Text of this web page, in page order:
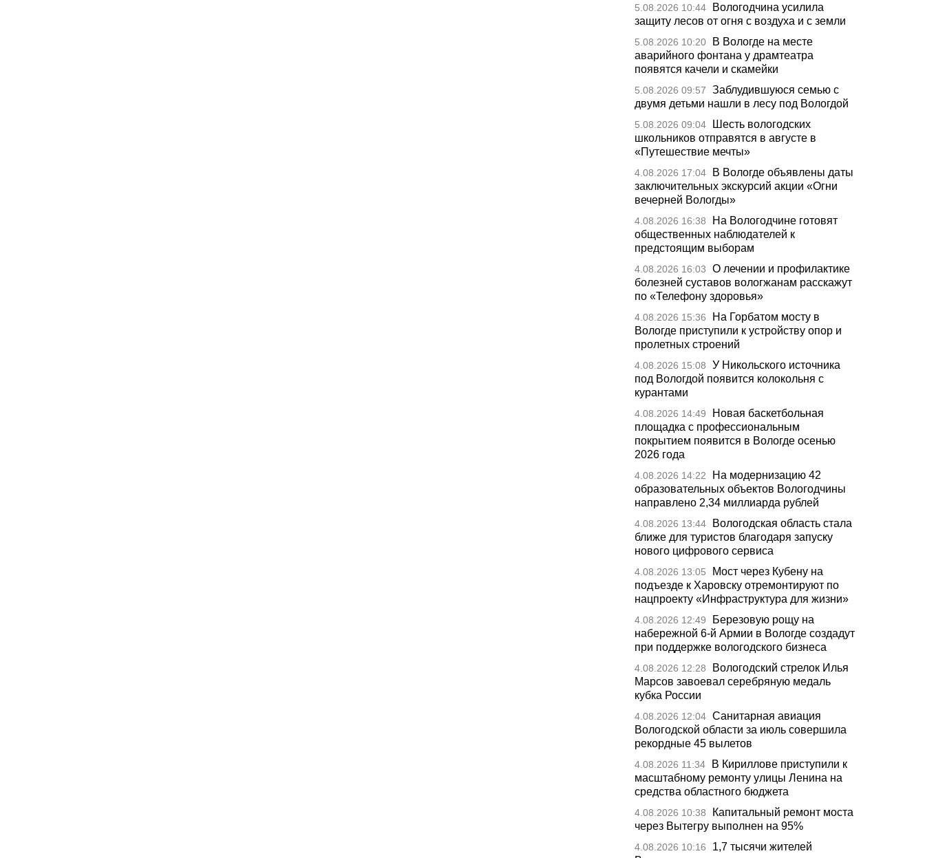
5.08.2026 10:44
Вологодчина усилила
защиту лесов от огня с воздуха и с земли
5.08.2026 10:20
В Вологде на месте
аварийного фонтана у драмтеатра
появятся качели и скамейки
5.08.2026 09:57
Заблудившуюся семью с
двумя детьми нашли в лесу под Вологдой
5.08.2026 09:04
Шесть вологодских
школьников отправятся в августе в
«Путешествие мечты»
4.08.2026 17:04
В Вологде объявлены даты
заключительных экскурсий акции «Огни
вечерней Вологды»
4.08.2026 16:38
На Вологодчине готовят
общественных наблюдателей к
предстоящим выборам
4.08.2026 16:03
О лечении и профилактике
болезней суставов вологжанам расскажут
по «Телефону здоровья»
4.08.2026 15:36
На Горбатом мосту в
Вологде приступили к устройству опор и
пролетных строений
4.08.2026 15:08
У Никольского источника
под Вологдой появится колокольня с
курантами
4.08.2026 14:49
Новая баскетбольная
площадка с профессиональным
покрытием появится в Вологде осенью
2026 года
4.08.2026 14:22
На модернизацию 42
образовательных объектов Вологодчины
направлено 2,34 миллиарда рублей
4.08.2026 13:44
Вологодская область стала
ближе для туристов благодаря запуску
нового цифрового сервиса
4.08.2026 13:05
Мост через Кубену на
подъезде к Харовску отремонтируют по
нацпроекту «Инфраструктура для жизни»
4.08.2026 12:49
Березовую рощу на
набережной 6-й Армии в Вологде создадут
при поддержке вологодского бизнеса
4.08.2026 12:28
Вологодский стрелок Илья
Марсов завоевал серебряную медаль
кубка России
4.08.2026 12:04 Санитарная авиация
Вологодской области за июль совершила
рекордные 45 вылетов
4.08.2026 11:34
В Кириллове приступили к
масштабному ремонту улицы Ленина на
средства областного бюджета
4.08.2026 10:38
Капитальный ремонт моста
через Вытегру выполнен на 95%
4.08.2026 10:16
1,7 тысячи жителей